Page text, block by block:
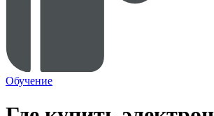
Обучение